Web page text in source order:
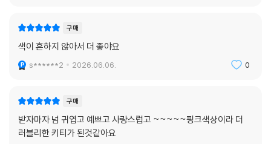
구매
색이 흔하지 않아서 더 좋야요
s******2 2026.06.06. 0
구매
받자마자 넘 귀엽고 예쁘고 사랑스럽고 ~~~~~핑크색상이라 더
러블리한 키티가 된것같아요